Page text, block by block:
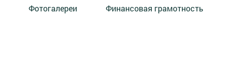
Фотогалереи Финансовая грамотность